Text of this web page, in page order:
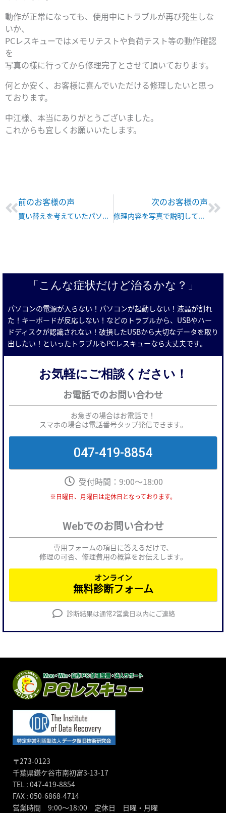
動作が正常になっても、使用中にトラブルが再び発生しな
いか、
PCレスキューではメモリテストや負荷テスト等の動作確認
を
写真の様に行ってから修理完了とさせて頂いております。
何とか安く、お客様に喜んでいただける修理したいと思っ
ております。
中江様、本当にありがとうございました。
これからも宜しくお願いいたします。
Prev
前のお客様の声
買い替えを考えていたパソコンが快適に復活できて、 本当に感謝の気持ちでいっぱいです
次のお客様の声
修理内容を写真で説明して頂いて、非常に信頼できました
「こんな症状だけど治るかな？」
パソコンの電源が入らない！パソコンが起動しない！液晶が割れ
た！キーボードが反応しない！などのトラブルから、USBやハー
ドディスクが認識されない！破損したUSBから大切なデータを取り
出したい！といったトラブルもPCレスキューなら大丈夫です。
お気軽にご相談ください！
お電話でのお問い合わせ
お急ぎの場合はお電話で！
スマホの場合は電話番号タップ発信できます。
047-419-8854
受付時間：9:00～18:00
※日曜日、月曜日は定休日となっております。
Webでのお問い合わせ
専用フォームの項目に答えるだけで、
修理の可否、修理費用の概算をお伝えします。
オンライン
無料診断フォーム
診断結果は通常2営業日以内にご連絡
〒273-0123
千葉県鎌ケ谷市南初富3-13-17
TEL : 047-419-8854
FAX : 050-6868-4714
営業時間 9:00～18:00 定休日 日曜・月曜